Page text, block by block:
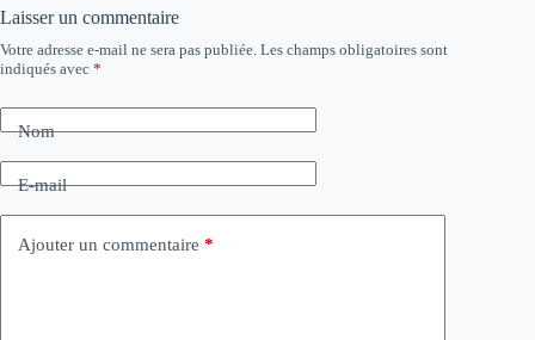
Laisser un commentaire
Votre adresse e-mail ne sera pas publiée. Les champs obligatoires sont
indiqués avec *
Nom
E-mail
Ajouter un commentaire *